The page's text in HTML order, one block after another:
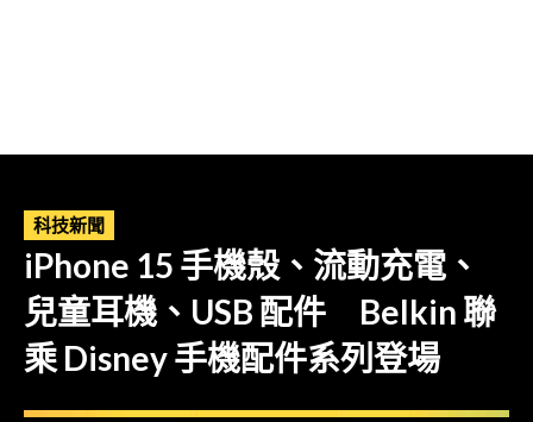
科技新聞
iPhone 15 手機殼、流動充電、
兒童耳機、USB 配件 Belkin 聯
乘 Disney 手機配件系列登場